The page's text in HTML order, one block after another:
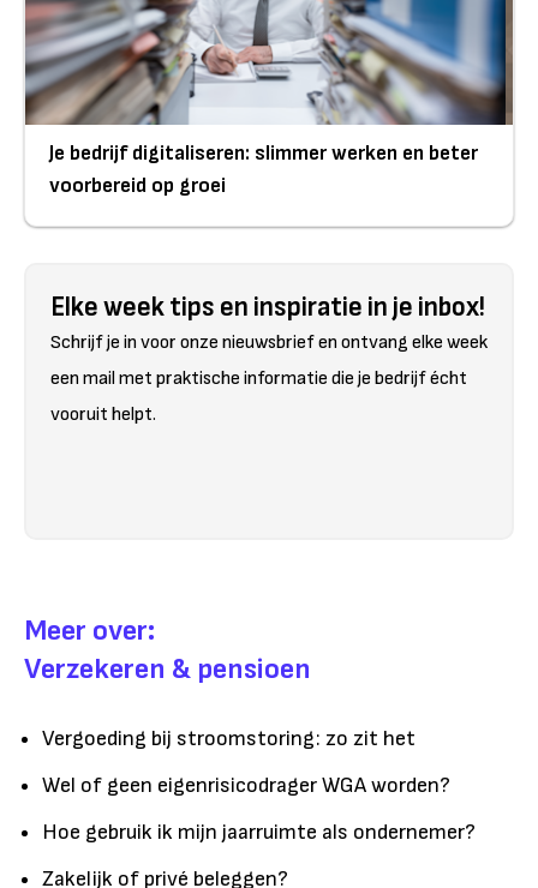
Je bedrijf digitaliseren: slimmer werken en beter
voorbereid op groei
Elke week tips en inspiratie in je inbox!
Schrijf je in voor onze nieuwsbrief en ontvang elke week
een mail met praktische informatie die je bedrijf écht
vooruit helpt.
Meer over:
Verzekeren & pensioen
Vergoeding bij stroomstoring: zo zit het
Wel of geen eigenrisicodrager WGA worden?
Hoe gebruik ik mijn jaarruimte als ondernemer?
Zakelijk of privé beleggen?